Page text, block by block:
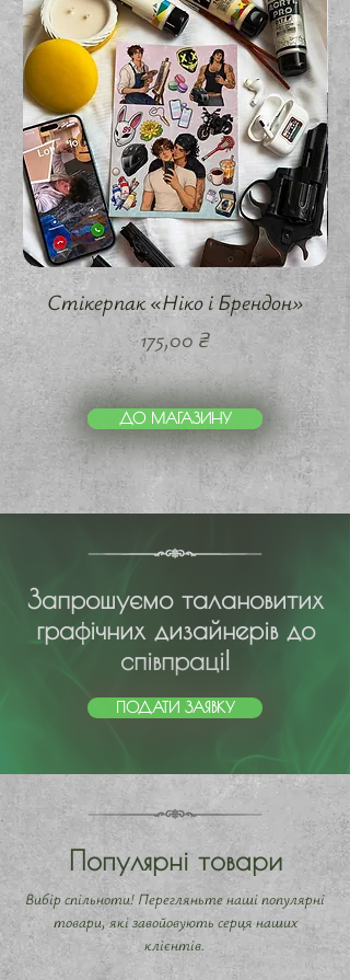
Стікерпак «Ніко і Брендон»
Ціна
175,00 ₴
ДО МАГАЗИНУ
Запрошуємо талановитих
графічних дизайнерів до
співпраці!
ПОДАТИ ЗАЯВКУ
Популярні товари
Вибір спільноти! Перегляньте наші популярні
товари, які завойовують серця наших
клієнтів.